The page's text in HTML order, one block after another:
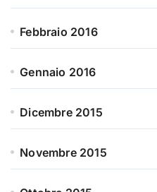
Febbraio 2016
Gennaio 2016
Dicembre 2015
Novembre 2015